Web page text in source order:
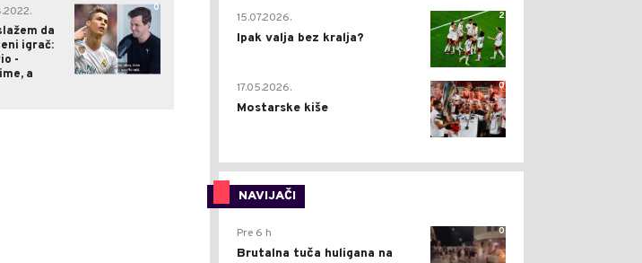
da
igrač:
-
a
0
2
15.07.2026.
Ipak valja bez kralja?
0
17.05.2026.
Mostarske kiše
NAVIJAČI
0
Pre 6 h
Brutalna tuča huligana na